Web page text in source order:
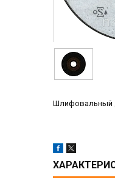
Шлифовальный